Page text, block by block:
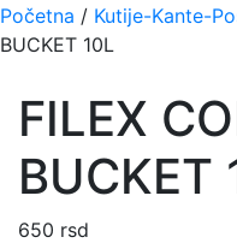
Početna / Kutije-Kante-
BUCKET 10L
FILEX
BUCKET
650 rsd